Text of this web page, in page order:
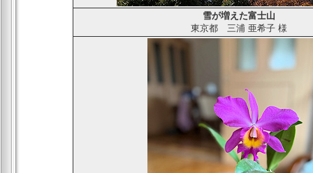
雪が増えた富士山
東京都 三浦 亜希子 様